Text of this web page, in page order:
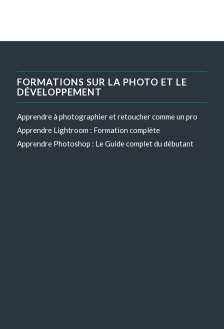
FORMATIONS SUR LA PHOTO ET LE
DÉVELOPPEMENT
Apprendre à photographier et retoucher comme un pro
Apprendre Lightroom : Formation complète
Apprendre Photoshop : Le Guide complet du débutant